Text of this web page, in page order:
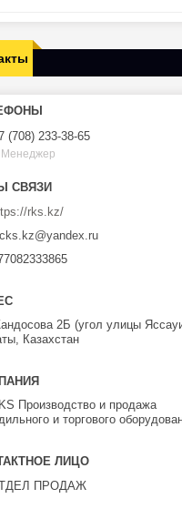
(708) 233-38-65
Менеджер
rks.kz/
2Б (угол улицы
Казахстан
Производство и продажа
и торгового
ПРОДАЖ